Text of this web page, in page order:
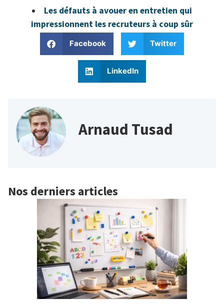
Les défauts à avouer en entretien qui
impressionnent les recruteurs à coup sûr
Facebook Twitter
LinkedIn
Arnaud Tusad
Nos derniers articles